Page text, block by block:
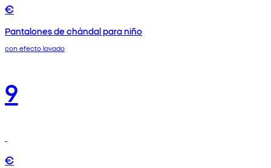
€
Pantalones de chándal para niño
con efecto lavado
9
€